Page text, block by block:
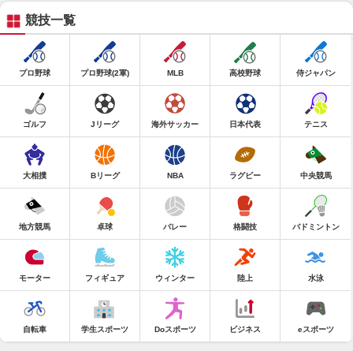
競技一覧
プロ野球 プロ野球(2軍) MLB 高校野球 侍ジャパン
ゴルフ Jリーグ 海外サッカー 日本代表 テニス
大相撲 Bリーグ NBA ラグビー 中央競馬
地方競馬 卓球 バレー 格闘技 バドミントン
モーター フィギュア ウィンター 陸上 水泳
自転車 学生スポーツ Doスポーツ ビジネス eスポーツ